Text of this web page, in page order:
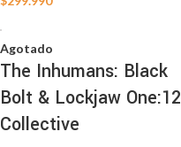
Agotado
The Inhumans: Black
Bolt & Lockjaw One:12
Collective